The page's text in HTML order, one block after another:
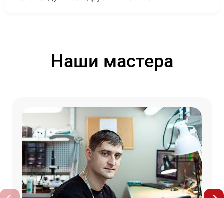
Наши мастера